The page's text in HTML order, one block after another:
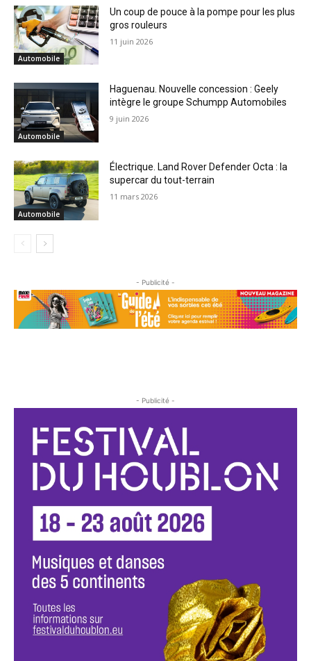
Automobile
Un coup de pouce à la pompe pour les plus
gros rouleurs
11 juin 2026
Automobile
Haguenau. Nouvelle concession : Geely
intègre le groupe Schumpp Automobiles
9 juin 2026
Automobile
Électrique. Land Rover Defender Octa : la
supercar du tout-terrain
11 mars 2026
- Publicité -
- Publicité -